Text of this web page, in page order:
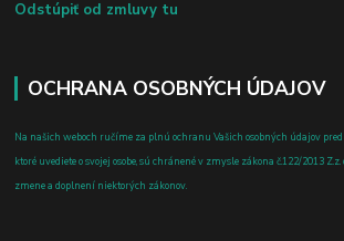
Odstúpiť od zmluvy tu
OCHRANA OSOBNÝCH ÚDAJOV
Na našich weboch ručíme za plnú ochranu Vašich osobných údajov
ktoré uvediete o svojej osobe, sú chránené v zmysle zákona č.122/2013
zmene a doplnení niektorých zákonov.